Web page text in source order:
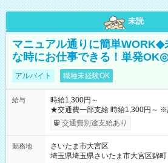
未読
マニュアル通りに簡単WORK◆
な時にお仕事できる！単発
アルバイト 職種未経験OK
給与
時給1,300円～
★交通費一部支給 時給1,300円～ ※試験・役割により手当あり
※勤務回数により昇給あり 【即給
り！】 希望される場合、勤務から
例】 ・河合塾模擬試験 8:30～
×8時間＝日収10,400円＋交通費 ※
交通費別途支給あり
勤務地
さいたま市大宮区
埼玉県埼玉県さいたま市大宮区錦町